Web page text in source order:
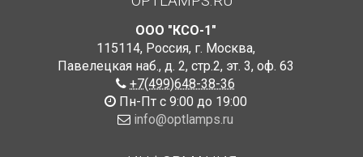
ООО "КСО-1"
115114, Россия, г. Москва,
Павелецкая наб., д. 2, стр.2, эт. 3, оф. 63
+7(499)648-38-36
Пн-Пт с 9:00 до 19:00
info@optlamps.ru